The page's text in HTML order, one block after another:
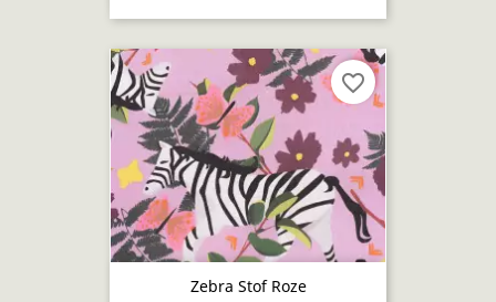
Zebra Stof Roze
favorite_border